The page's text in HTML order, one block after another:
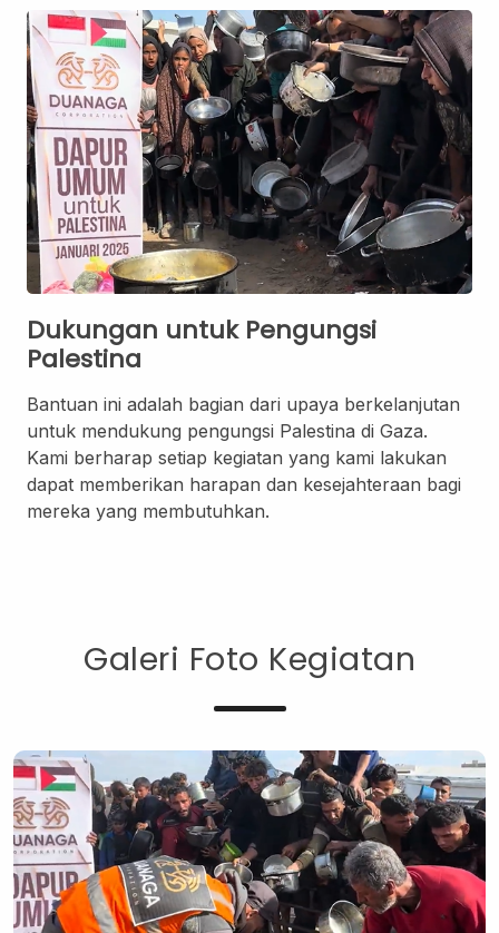
Dukungan untuk Pengungsi
Palestina
Bantuan ini adalah bagian dari upaya berkelanjutan
untuk mendukung pengungsi Palestina di Gaza.
Kami berharap setiap kegiatan yang kami lakukan
dapat memberikan harapan dan kesejahteraan bagi
mereka yang membutuhkan.
Galeri Foto Kegiatan